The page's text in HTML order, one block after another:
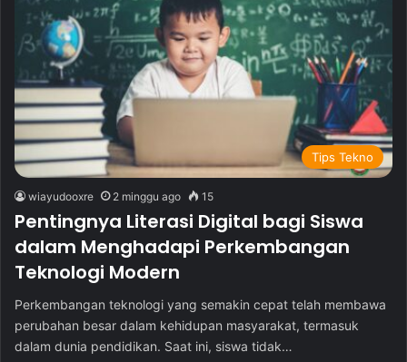
Tips Tekno
wiayudooxre 2 minggu ago 15
Pentingnya Literasi Digital bagi Siswa
dalam Menghadapi Perkembangan
Teknologi Modern
Perkembangan teknologi yang semakin cepat telah membawa
perubahan besar dalam kehidupan masyarakat, termasuk
dalam dunia pendidikan. Saat ini, siswa tidak…